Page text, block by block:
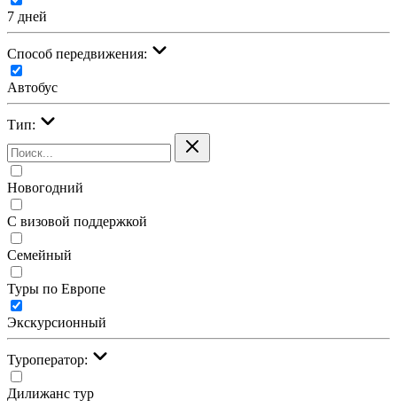
7 дней
Cпособ передвижения:
Автобус
Тип:
Новогодний
С визовой поддержкой
Семейный
Туры по Европе
Экскурсионный
Туроператор:
Дилижанс тур